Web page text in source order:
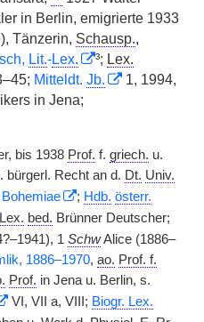
in Berlin, emigrierte 1933
Tänzerin, Schausp.,
Lit.-Lex. ³; Lex.
Mitteldt. Jb.
1, 1994,
in Jena;
bis 1938 Prof. f. griech. u.
bürgerl. Recht an d. Dt. Univ.
; Hdb. österr.
Lex. bed. Brünner Deutscher;
1 SchwAlice (1886–
1886–1970, ao. Prof. f.
Prof. in Jena u. Berlin, s.
VI, VII a, VIII; Biogr. Lex.